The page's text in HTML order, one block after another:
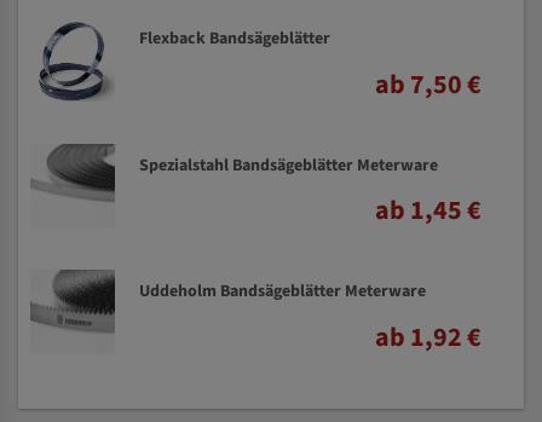
Flexback Bandsägeblätter
ab 7,50 €
Spezialstahl Bandsägeblätter Meterware
ab 1,45 €
Uddeholm Bandsägeblätter Meterware
ab 1,92 €